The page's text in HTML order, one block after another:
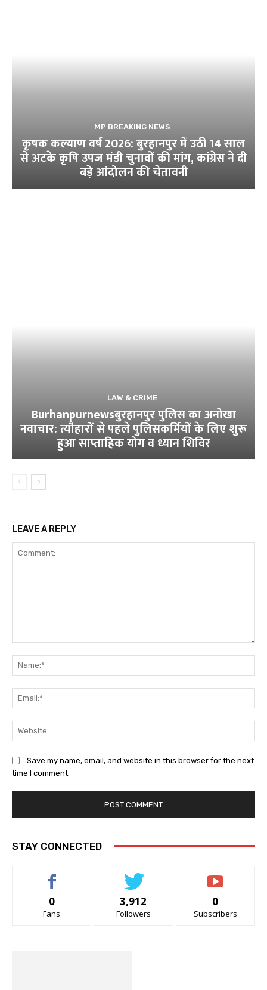
MP BREAKING NEWS
कृषक कल्याण वर्ष 2026: बुरहानपुर में उठी 14 साल
से अटके कृषि उपज मंडी चुनावों की मांग, कांग्रेस ने दी
बड़े आंदोलन की चेतावनी
LAW & CRIME
Burhanpurnewsबुरहानपुर पुलिस का अनोखा
नवाचार: त्यौहारों से पहले पुलिसकर्मियों के लिए शुरू
हुआ साप्ताहिक योग व ध्यान शिविर
LEAVE A REPLY
Save my name, email, and website in this browser for the next
time I comment.
STAY CONNECTED
0
Fans
3,912
Followers
0
Subscribers